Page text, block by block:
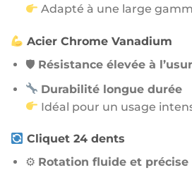
Adapté à une large
Acier Chrome Vanadium
🛡 Résistance élevée à
Durabilité longue durée
Idéal pour un usage
Cliquet 24 dents
⚙ Rotation fluide et précise